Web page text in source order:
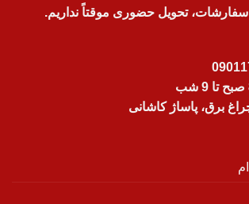
سفارشات، تحویل حضوری موقتاً نداریم.
برق، پاساژ کاشانی